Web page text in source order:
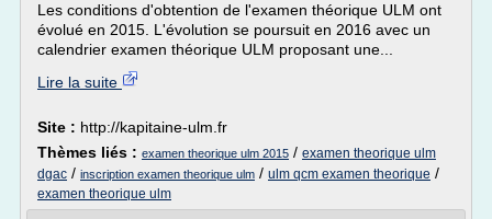
Les conditions d'obtention de l'examen théorique ULM ont
évolué en 2015. L'évolution se poursuit en 2016 avec un
calendrier examen théorique ULM proposant une...
Lire la suite
Site : http://kapitaine-ulm.fr
Thèmes liés : examen theorique ulm 2015 / examen theorique ulm
dgac / inscription examen theorique ulm / ulm qcm examen theorique /
examen theorique ulm